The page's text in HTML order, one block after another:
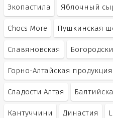
Экопастила Яблочный
Chocs More Пушкинская
Славяновская
Горно-Алтайская продукция
Сладости Алтая
Кантуччини Династия